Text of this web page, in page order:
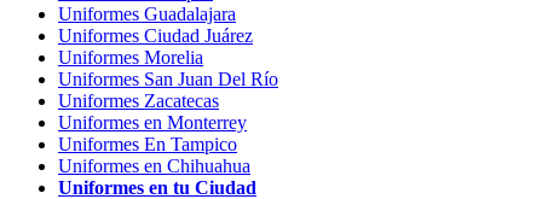
Uniformes Guadalajara
Uniformes Ciudad Juárez
Uniformes Morelia
Uniformes San Juan Del Río
Uniformes Zacatecas
Uniformes en Monterrey
Uniformes En Tampico
Uniformes en Chihuahua
Uniformes en tu Ciudad